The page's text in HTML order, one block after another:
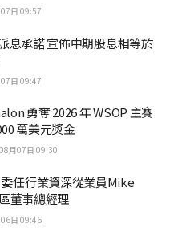
日 09:57
息承諾 宣佈中期股息相等於
日 09:47
勇奪 2026 年 WSOP 主賽
萬美元獎金
月07日 09:30
任行業資深從業員Mike
董事總經理
日 09:46